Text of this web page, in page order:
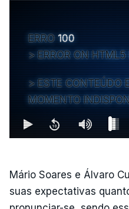
ERRO 100
ERROR ON
ESTE CONTEÚDO
MOMENTO
Mário Soares e Álvaro
suas expectativas